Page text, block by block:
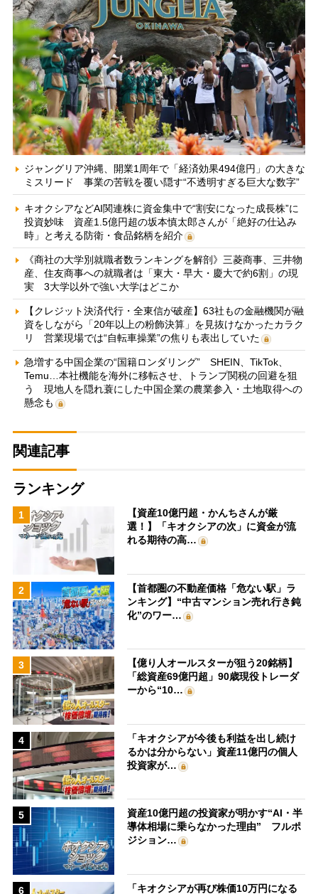
ジャングリア沖縄、開業1周年で「経済効果494億円」の大きな
ミスリード 事業の苦戦を覆い隠す“不透明すぎる巨大な数字”
キオクシアなどAI関連株に資金集中で“割安になった成長株”に
投資妙味 資産1.5億円超の坂本慎太郎さんが「絶好の仕込み
時」と考える防衛・食品銘柄を紹介
《商社の大学別就職者数ランキングを解剖》三菱商事、三井物
産、住友商事への就職者は「東大・早大・慶大で約6割」の現
実 3大学以外で強い大学はどこか
【クレジット決済代行・全東信が破産】63社もの金融機関が融
資をしながら「20年以上の粉飾決算」を見抜けなかったカラク
リ 営業現場では“自転車操業”の焦りも表出していた
急増する中国企業の“国籍ロンダリング” SHEIN、TikTok、
Temu…本社機能を海外に移転させ、トランプ関税の回避を狙
う 現地人を隠れ蓑にした中国企業の農業参入・土地取得への
懸念も
関連記事
ランキング
1
【資産10億円超・かんちさんが厳
選！】「キオクシアの次」に資金が流
れる期待の高…
2
【首都圏の不動産価格「危ない駅」ラ
ンキング】“中古マンション売れ行き鈍
化”のワー…
3
【億り人オールスターが狙う20銘柄】
「総資産69億円超」90歳現役トレーダ
ーから“10…
4
「キオクシアが今後も利益を出し続け
るかは分からない」資産11億円の個人
投資家が…
5
資産10億円超の投資家が明かす“AI・半
導体相場に乗らなかった理由” フルポ
ジション…
6 「キオクシアが再び株価10万円になる